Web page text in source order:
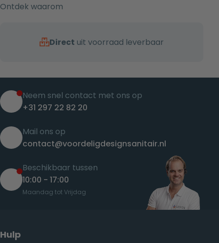
Ontdek waarom
Direct uit voorraad leverbaar
Neem snel contact met ons op
+31 297 22 82 20
Mail ons op
contact@voordeligdesignsanitair.nl
Beschikbaar tussen
10:00 - 17:00
Maandag tot Vrijdag
Hulp